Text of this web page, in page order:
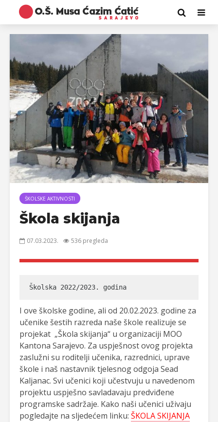
ŠKOLSKE AKTIVNOSTI
Škola skijanja
07.03.2023. 536 pregleda
Školska 2022/2023. godina
I ove školske godine, ali od 20.02.2023. godine za
učenike šestih razreda naše škole realizuje se
projekat „Škola skijanja“ u organizaciji MOO
Kantona Sarajevo. Za uspješnost ovog projekta
zaslužni su roditelji učenika, razrednici, uprave
škole i naš nastavnik tjelesnog odgoja Sead
Kaljanac. Svi učenici koji učestvuju u navedenom
projektu uspješno savladavaju predviđene
programske sadržaje. Kako naši učenici uživaju
pogledajte na sljedećem linku: ŠKOLA SKIJANJA